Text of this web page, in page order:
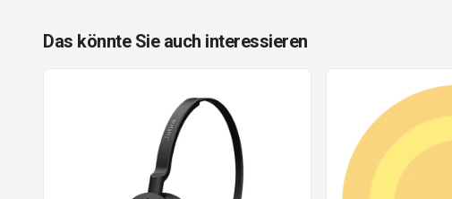
Das könnte Sie auch interessieren